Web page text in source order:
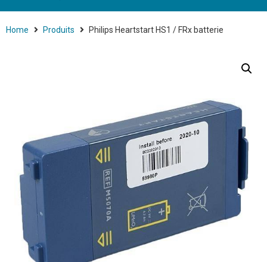
Home Produits Philips Heartstart HS1 / FRx batterie